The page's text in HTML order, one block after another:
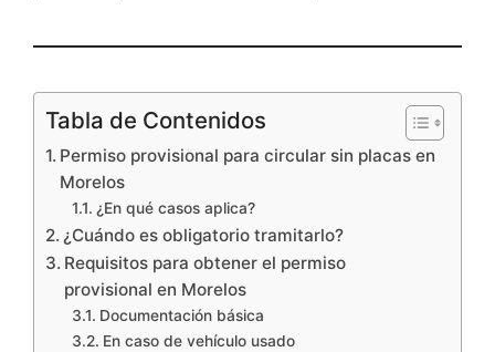
Tabla de Contenidos
Permiso provisional para circular sin placas en
Morelos
¿En qué casos aplica?
¿Cuándo es obligatorio tramitarlo?
Requisitos para obtener el permiso
provisional en Morelos
Documentación básica
En caso de vehículo usado